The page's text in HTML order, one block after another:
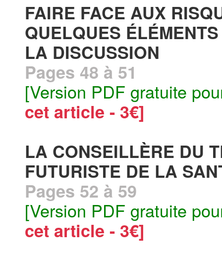
FAIRE FACE AUX
QUELQUES
LA DISCUSSION
Pages 48 à 51
[Version PDF gratuite
cet article - 3€]
LA CONSEILLÈRE DU
FUTURISTE DE LA
Pages 52 à 59
[Version PDF gratuite
cet article - 3€]